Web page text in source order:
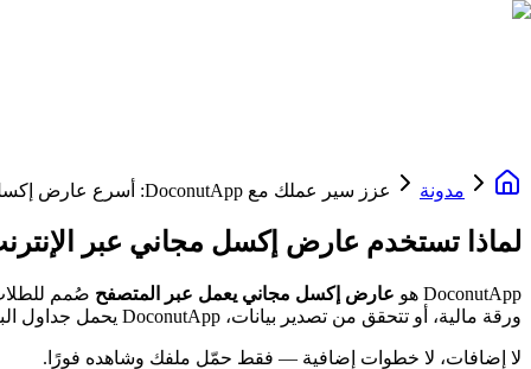
مدونة عزز سير عملك مع DoconutApp: أسرع عارض إكسل مجاني على الإنترنت
لماذا تستخدم عارض إكسل مجاني عبر
DoconutApp هو
عارض إكسل مجاني يعمل عبر المتصفح
ورقة مالية، أو تتحقق من تصدير بيانات، DoconutApp يحمل جداول البيانات في ثوانٍ قليلة على أي جهاز Windows حديث.
لا إضافات، لا خطوات إضافية — فقط حمّل ملفك وشاهده فورًا.